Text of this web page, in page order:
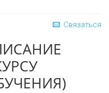
Связаться